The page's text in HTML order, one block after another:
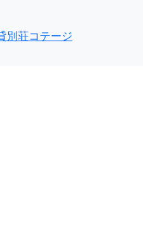
別荘コテージ